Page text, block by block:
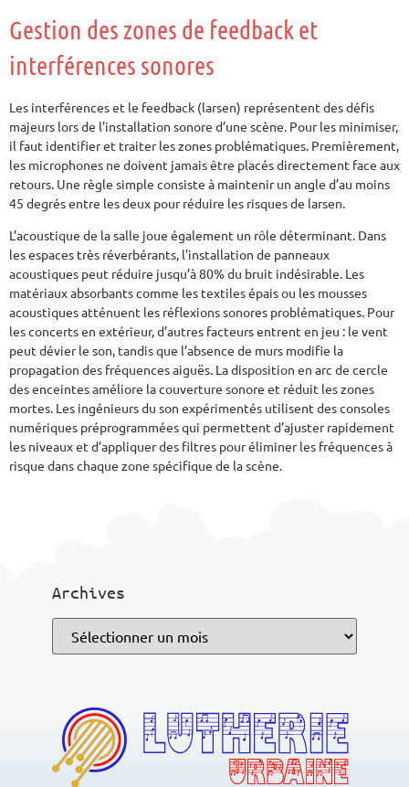
Gestion des zones de feedback et
interférences sonores
Les interférences et le feedback (larsen) représentent des défis
majeurs lors de l’installation sonore d’une scène. Pour les minimiser,
il faut identifier et traiter les zones problématiques. Premièrement,
les microphones ne doivent jamais être placés directement face aux
retours. Une règle simple consiste à maintenir un angle d’au moins
45 degrés entre les deux pour réduire les risques de larsen.
L’acoustique de la salle joue également un rôle déterminant. Dans
les espaces très réverbérants, l’installation de panneaux
acoustiques peut réduire jusqu’à 80% du bruit indésirable. Les
matériaux absorbants comme les textiles épais ou les mousses
acoustiques atténuent les réflexions sonores problématiques. Pour
les concerts en extérieur, d’autres facteurs entrent en jeu : le vent
peut dévier le son, tandis que l’absence de murs modifie la
propagation des fréquences aiguës. La disposition en arc de cercle
des enceintes améliore la couverture sonore et réduit les zones
mortes. Les ingénieurs du son expérimentés utilisent des consoles
numériques préprogrammées qui permettent d’ajuster rapidement
les niveaux et d’appliquer des filtres pour éliminer les fréquences à
risque dans chaque zone spécifique de la scène.
Archives